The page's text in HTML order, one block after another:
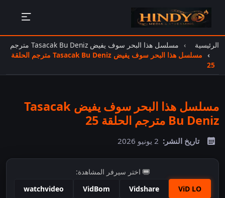
الرئيسية
مسلسل هذا البحر سوف يفيض Tasacak Bu Deniz مترجم
مسلسل هذا البحر سوف يفيض Tasacak Bu Deniz مترجم الحلقة
25
مسلسل هذا البحر سوف يفيض Tasacak
Bu Deniz مترجم الحلقة 25
تاريخ النشر: 2 يونيو 2026
اختر سيرفر المشاهدة:
ViD LO
Vidshare
VidBom
watchvideo